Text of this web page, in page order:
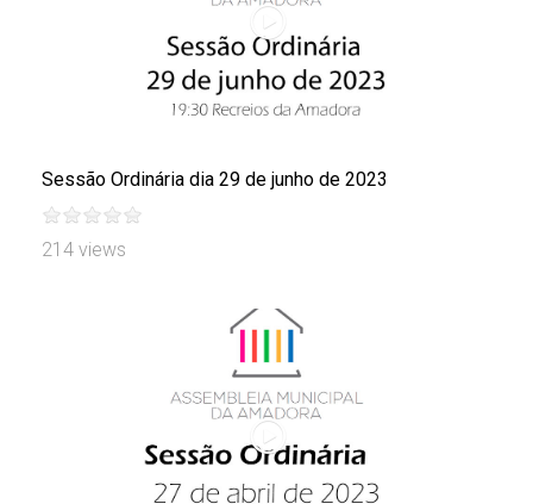
Sessão Ordinária dia 29 de junho de 2023
214 views